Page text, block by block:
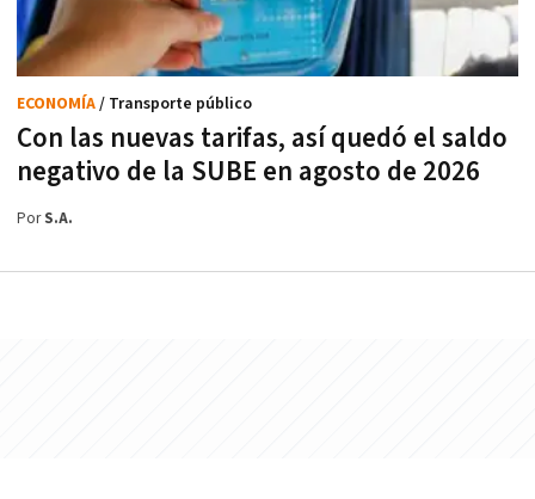
Con las nuevas tarifas, así quedó el saldo
negativo de la SUBE en agosto de 2026
ECONOMÍA/ Transporte público
PorS.A.